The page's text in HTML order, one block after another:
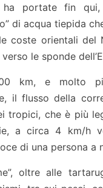
portate fin qui,
di acqua tiepida
coste orientali del
le sponde
km, e molto
il flusso della
tropici, che è più
a circa 4 km/h
di una persona a
oltre alle